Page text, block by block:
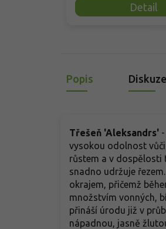
Detail
Popis Diskuze
Třešeň 'Aleksandrs'
vysokou odolnost
růstem a v
snadno udržuje
okrajem, přičemž
množstvím vonných,
přináší úrodu již v
nápadnou, jasně